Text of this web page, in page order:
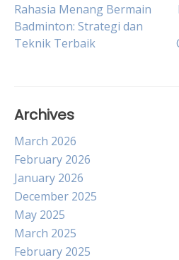
Post
navigation
Rahasia Menang Bermain
Badminton: Strategi dan
Teknik Terbaik
Archives
March 2026
February 2026
January 2026
December 2025
May 2025
March 2025
February 2025